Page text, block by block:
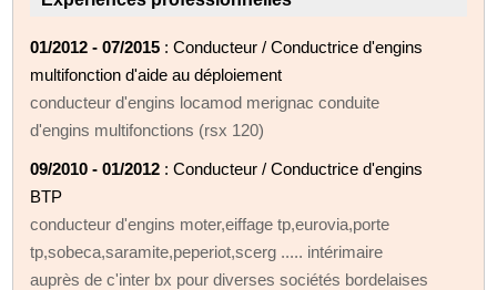
01/2012 - 07/2015 : Conducteur / Conductrice d'engins
multifonction d'aide au déploiement
conducteur d'engins locamod merignac conduite
d'engins multifonctions (rsx 120)
09/2010 - 01/2012 : Conducteur / Conductrice d'engins
BTP
conducteur d'engins moter,eiffage tp,eurovia,porte
tp,sobeca,saramite,peperiot,scerg ..... intérimaire
auprès de c'inter bx pour diverses sociétés bordelaises